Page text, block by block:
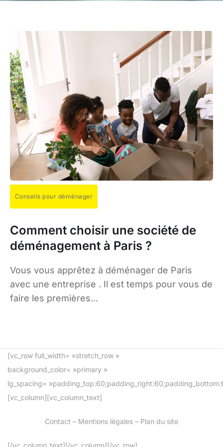
Conseils pour déménager
Comment choisir une société de
déménagement à Paris ?
Vous vous apprêtez à déménager de Paris
avec une entreprise . Il est temps pour vous de
faire les premières...
[vc_row full_width= »stretch_row »
background_color= »primary »
lg_spacing=
[vc_column][vc_column_text]
Contact – Mentions légales – Plan du site